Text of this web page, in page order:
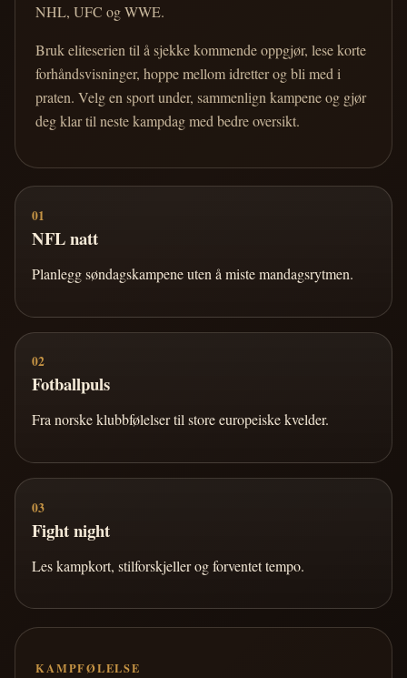
NHL, UFC og WWE.
Bruk eliteserien til å sjekke kommende oppgjør, lese korte
forhåndsvisninger, hoppe mellom idretter og bli med i
praten. Velg en sport under, sammenlign kampene og gjør
deg klar til neste kampdag med bedre oversikt.
01
NFL natt
Planlegg søndagskampene uten å miste mandagsrytmen.
02
Fotballpuls
Fra norske klubbfølelser til store europeiske kvelder.
03
Fight night
Les kampkort, stilforskjeller og forventet tempo.
KAMPFØLELSE